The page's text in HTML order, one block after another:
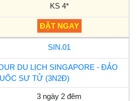
KS 4*
ĐẶT NGAY
SIN.01
DU LỊCH SINGAPORE - ĐẢO
SƯ TỬ (3N2Đ)
3 ngày 2 đêm